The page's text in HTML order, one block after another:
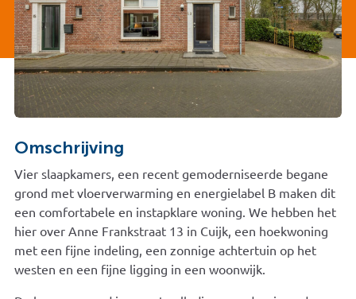
Omschrijving
Vier slaapkamers, een recent gemoderniseerde begane
grond met vloerverwarming en energielabel B maken dit
een comfortabele en instapklare woning. We hebben het
hier over Anne Frankstraat 13 in Cuijk, een hoekwoning
met een fijne indeling, een zonnige achtertuin op het
westen en een fijne ligging in een woonwijk.